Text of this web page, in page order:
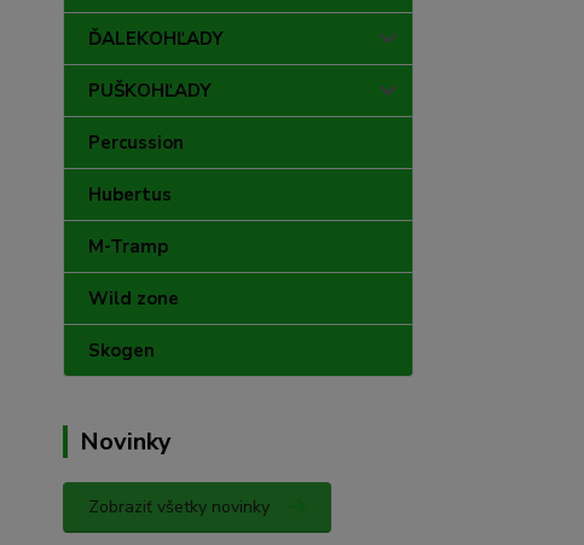
ĎALEKOHĽADY
PUŠKOHĽADY
Percussion
Hubertus
M-Tramp
Wild zone
Skogen
Novinky
Zobraziť všetky novinky